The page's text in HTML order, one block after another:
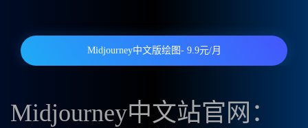
Midjourney中文版绘图- 9.9元/月
Midjourney中文站官网：